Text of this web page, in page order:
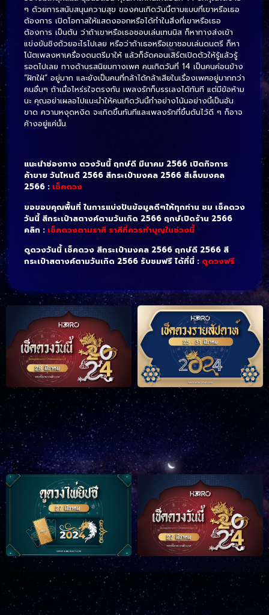
ๆ ด้วยการสนับสนุนความสุข ของคนเกิดวันนี้ตามแบบที่เขาหรือเธอ
ต้องการ เปิดโอกาสให้แสดงออกหรือได้ทำในสิ่งที่เขาหรือเธอ
ต้องการ เป็นต้น ว่าถ้าเขาหรือเธอชอบเล่นเทนนิส ก็หาทางส่งเข้า
แข่งขันชิงถ้วยอะไรไปเลย หรือว่าถ้าเธอหรือเขาชอบเล่นดนตรี ก็หา
โน้ตเพลงหาเครื่องดนตรีมาให้ แล้วก็จัดคอนเสิร์ตเปิดตัวให้รู้แล้วรู้
รอดไปเลย ทางด้านรสนิยมทางเพศ คนเกิดวันที่ 14 เป็นคนค่อนข้าง
“ฝักใฝ่” อยู่มาก และยังเป็นคนที่กล้าได้กล้าเสียในเรื่องเพศอยู่มากกว่า
คนอื่นๆ ถ้าเมื่อไหร่รใจตรงกัน เพลงรักก็บรรเลงได้ทันที แต่มีข้อห้าม
นะ คุณอย่าเผลอไปแนะนำให้คนเกิดวันนี้ทำอย่างโน้นอย่างนี้เป็นอัน
ขาด ความหงุดหงิด จะเกิดขึ้นทันทีและเพลงรักที่ขึ้นต้นไว้ดี ๆ ก็อาจ
ค้างอยู่แค่นั้น
แนะนำช่องทาง ดวงวันนี้ ฤกษ์ดี มีนาคม 2566 เปิดกิจการ
ค้าขาย วันไหนดี 2566 สีกระเป๋ามงคล 2566 สีเล็บมงคล
2566 : เช็คดวง
ขอขอบคุณพื้นที่ ในการแบ่งปันข้อมูลดีๆให้ทุกท่าน ชม เช็คดวง
วันนี้ สีกระเป๋าสตางค์ตามวันเกิด 2566 ฤกษ์เปิดร้าน 2566
คลิก : เช็คดวงตามราศี ราศีที่ควรทำบุญในช่วงนี้
ดูดวงวันนี้ เช็คดวง สีกระเป๋ามงคล 2566 ฤกษ์ดี 2566 สี
กระเป๋าสตางค์ตามวันเกิด 2566 รับชมฟรี ได้ที่นี่ : ดูดวงฟรี